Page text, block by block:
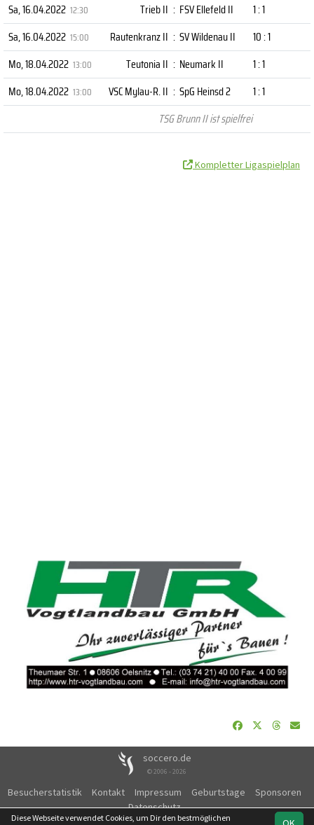
Sa, 16.04.2022 12:30 Trieb II : FSV Ellefeld II
1 : 1
Sa, 16.04.2022 15:00 Rautenkranz II : SV Wildenau II
10 : 1
Mo, 18.04.2022 13:00 Teutonia II : Neumark II
1 : 1
Mo, 18.04.2022 13:00 VSC Mylau-R. II : SpG Heinsd 2
1 : 1
TSG Brunn II ist spielfrei
Kompletter Ligaspielplan
soccero.de
© 2006 - 2026
Besucherstatistik Kontakt Impressum Geburtstage
Sponsoren
Datenschutz
Diese Webseite verwendet Cookies, um Dir den bestmöglichen